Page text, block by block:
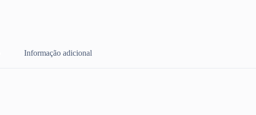
Informação adicional